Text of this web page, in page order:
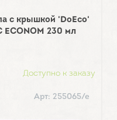
с крышкой 'DoEco'
ECONOM 230 мл
Доступно к заказу
Арт: 255065/е